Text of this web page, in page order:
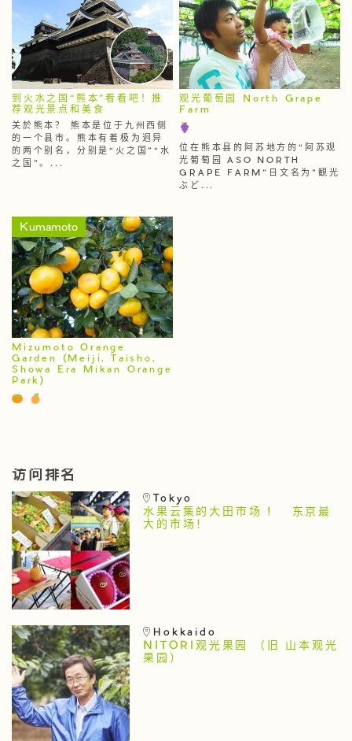
到火水之国“熊本”看看吧！推
荐观光景点和美食
关於熊本？ 熊本是位于九州西侧
的一个县市。熊本有着极为迥异
的两个别名，分别是“火之国”“水
之国”。...
观光葡萄园 North Grape
Farm
位在熊本县的阿苏地方的“阿苏观
光葡萄园 ASO NORTH
GRAPE FARM”日文名为"観光
ぶど...
Kumamoto
Mizumoto Orange
Garden (Meiji, Taisho,
Showa Era Mikan Orange
Park)
访问排名
Tokyo
水果云集的大田市场 ! 东京最
大的市场！
Hokkaido
NITORI观光果园 （旧 山本观光
果园）